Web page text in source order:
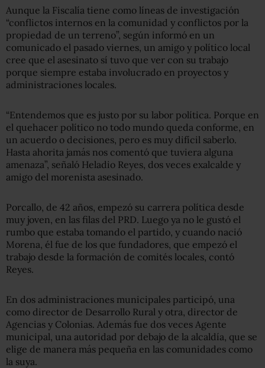
Aunque la Fiscalía tiene como líneas de investigación
“conflictos internos en la comunidad y conflictos por la
propiedad de un terreno”, según informó en un
comunicado el pasado viernes, un amigo y político local
cree que el asesinato sí tuvo que ver con su trabajo
porque siempre estaba involucrado en proyectos y
administraciones locales.
“Entendemos que es justo por su labor política. Porque en
el quehacer político no todo mundo queda conforme, en
un acuerdo o decisiones, pero es muy difícil saberlo.
Hasta ahorita jamás nos comentó que tuviera alguna
amenaza”, señaló Heladio Reyes, dos veces exalcalde y
amigo del morenista asesinado.
Porcallo, de 42 años, empezó su carrera política desde
muy joven, en las filas del PRD. Luego ya no le gustó el
rumbo que estaba tomando el partido, y cuando nació
Morena, él fue de los que fundadores, que empezó el
trabajo desde la formación de comités locales, contó
Reyes.
En dos administraciones municipales participó, una
como director de Desarrollo Rural y otra, director de
Agencias y Colonias. Además fue dos veces Agente
municipal, una autoridad por debajo de la alcaldía, que se
elige de manera más pequeña en las comunidades como
la suya.